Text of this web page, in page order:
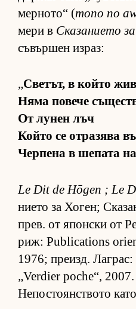
мер­но­то“ (mono no
мери в Ска­за­ни­ето
съ­вър­шен из­раз:
„Све­тът, в който
Няма по­вече
От лу­нен лъч
Който се от­ра­зява
Чер­пена в ше­пата
Le Dit de Hōgen ; Le
ни­ето за Хо­ген;
прев. от япон­ски от
риж: Publications
1976; пре­изд.
„Verdier poche“, 2007.
Непостоянството